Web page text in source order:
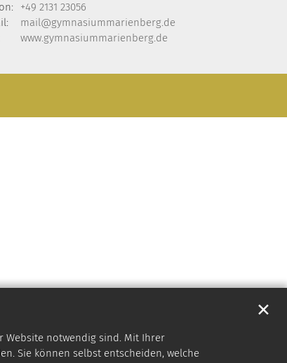
Website notwendig sind. Mit Ihrer
Sie können selbst entscheiden, welche
✕
+49 2131 23056
mail@gymnasiummarienberg.de
www.gymnasiummarienberg.de